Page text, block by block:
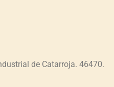
de Catarroja. 46470.